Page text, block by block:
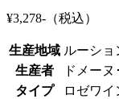
¥3,278- （税込）
生産地域 ルーショ
生産者
ドメー
タイプ
ロゼワイ